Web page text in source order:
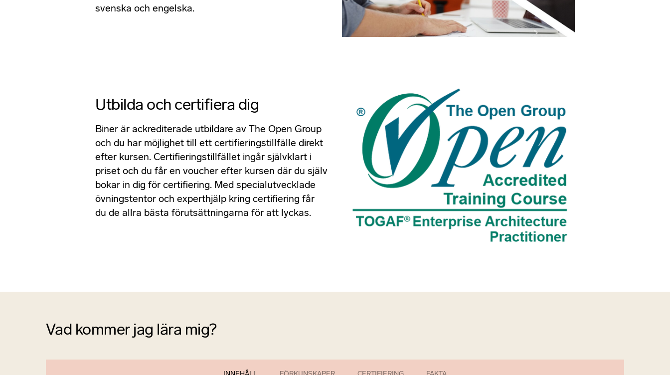
svenska och engelska.
Utbilda och certifiera dig
Biner är ackrediterade utbildare av The Open Group
och du har möjlighet till ett certifieringstillfälle direkt
efter kursen. Certifieringstillfället ingår självklart i
priset och du får en voucher efter kursen där du själv
bokar in dig för certifiering. Med specialutvecklade
övningstentor och experthjälp kring certifiering får
du de allra bästa förutsättningarna för att lyckas.
Vad kommer jag lära mig?